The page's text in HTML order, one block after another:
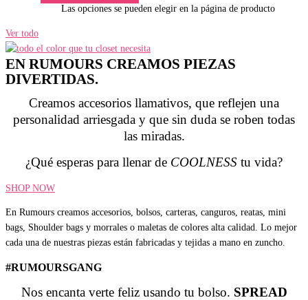
Las opciones se pueden elegir en la página de producto
Ver todo
EN RUMOURS CREAMOS PIEZAS
DIVERTIDAS.
Creamos accesorios llamativos, que reflejen una
personalidad arriesgada y que sin duda se roben todas
las miradas.
¿Qué esperas para llenar de COOLNESS tu vida?
SHOP NOW
En Rumours creamos accesorios, bolsos, carteras, canguros, reatas, mini
bags, Shoulder bags y morrales o maletas de colores alta calidad. Lo mejor
cada una de nuestras piezas están fabricadas y tejidas a mano en zuncho.
#RUMOURSGANG
Nos encanta verte feliz usando tu bolso. SPREAD